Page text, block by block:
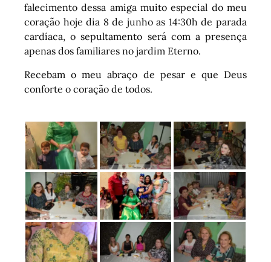
falecimento dessa amiga muito especial do meu
coração hoje dia 8 de junho as 14:30h de parada
cardíaca, o sepultamento será com a presença
apenas dos familiares no jardim Eterno.
Recebam o meu abraço de pesar e que Deus
conforte o coração de todos.